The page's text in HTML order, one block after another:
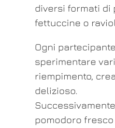
diversi formati di
fettuccine o
Ogni
sperimentare
riempimento,
delizioso.
pomodoro